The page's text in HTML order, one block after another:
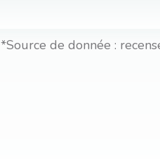
*Source de donnée :